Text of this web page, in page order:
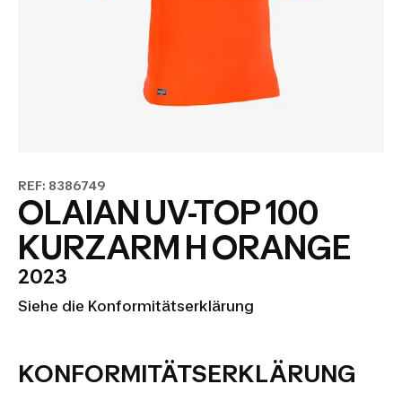
REF: 8386749
OLAIAN UV-TOP 100
KURZARM H ORANGE
2023
Siehe die Konformitätserklärung
KONFORMITÄTSERKLÄRUNG